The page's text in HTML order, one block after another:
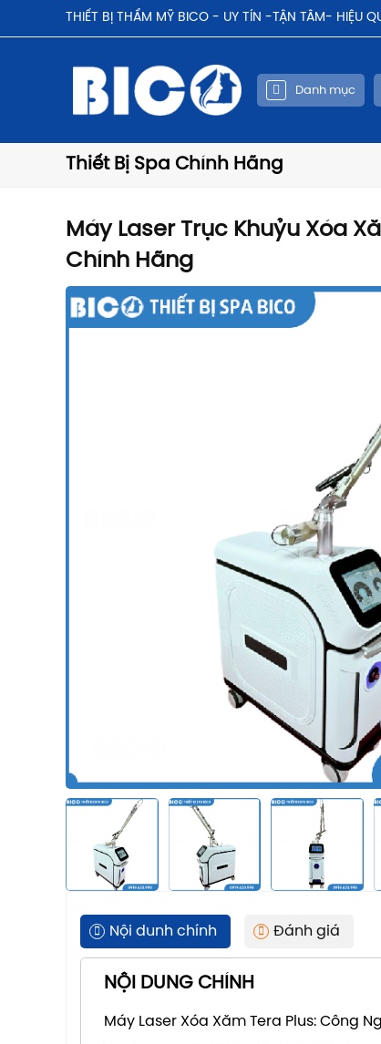
THIẾT BỊ THẨM MỸ BICO - UY TÍN -TẬN TÂM- HIỆU
Danh mục
Thiết Bị Spa Chính Hãng
Máy Laser Trục Khuỷu Xóa
Chính Hãng
Nội dunh chính Đánh giá
NỘI DUNG CHÍNH
Máy Laser Xóa Xăm Tera Plus: Công